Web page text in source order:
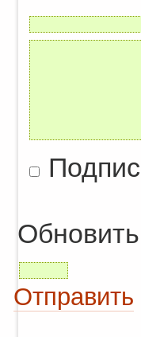
Обновить
Отправить